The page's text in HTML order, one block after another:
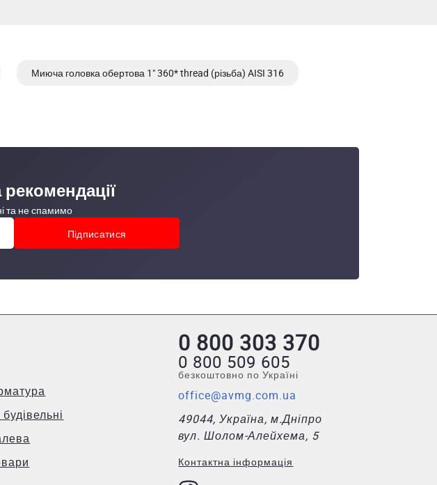
Миюча головка обертова 1" 360* thread (різьба) AISI 316
та не спамимо
0 800 303 370
0 800 509 605
безкоштовно по Україні
office@avmg.com.ua
49044, Україна, м.Дніпро
вул. Шолом-Алейхема, 5
Контактна інформація